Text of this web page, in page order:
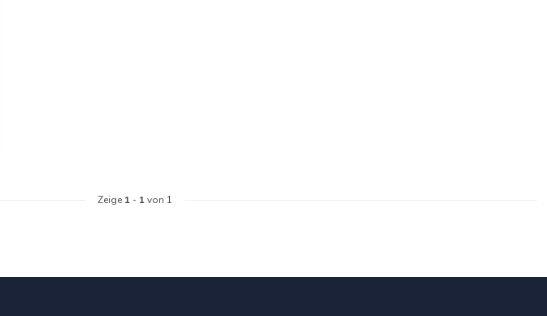
Zeige 1 - 1von 1